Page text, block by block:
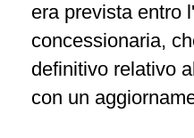
era prevista entro
concessionaria,
definitivo relativo
con un